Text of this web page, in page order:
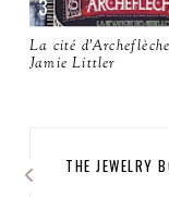
La cité
Jamie Littler
THE JEWELRY